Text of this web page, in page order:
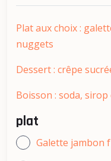
Plat aux choix :
nuggets
Dessert : crêpe
Boisson : soda,
plat
Galette jambon